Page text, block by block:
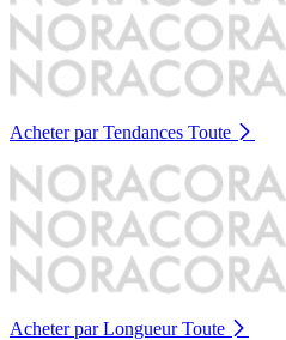
Acheter par Tendances Toute
Acheter par LongueurToute